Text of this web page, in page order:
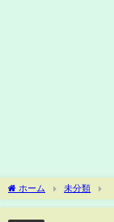
ホーム 未分類
です。ジョーカー事件の